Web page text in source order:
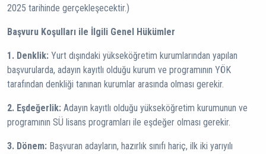
2025 tarihinde gerçekleşecektir.)
Başvuru Koşulları ile İlgili Genel Hükümler
1. Denklik: Yurt dışındaki yükseköğretim kurumlarından yapılan
başvurularda, adayın kayıtlı olduğu kurum ve programının YÖK
tarafından denkliği tanınan kurumlar arasında olması gerekir.
2. Eşdeğerlik: Adayın kayıtlı olduğu yükseköğretim kurumunun ve
programının SÜ lisans programları ile eşdeğer olması gerekir.
3. Dönem: Başvuran adayların, hazırlık sınıfı hariç, ilk iki yarıyılı